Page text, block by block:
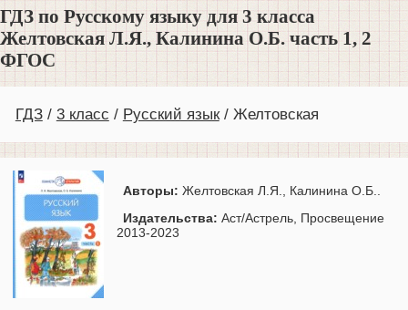
ГДЗ по Русскому языку для 3 класса
Желтовская Л.Я., Калинина О.Б. часть 1, 2
ФГОС
ГДЗ 3 класс Русский язык Желтовская
Авторы: Желтовская Л.Я., Калинина О.Б..
Издательства: Аст/Астрель, Просвещение
2013-2023